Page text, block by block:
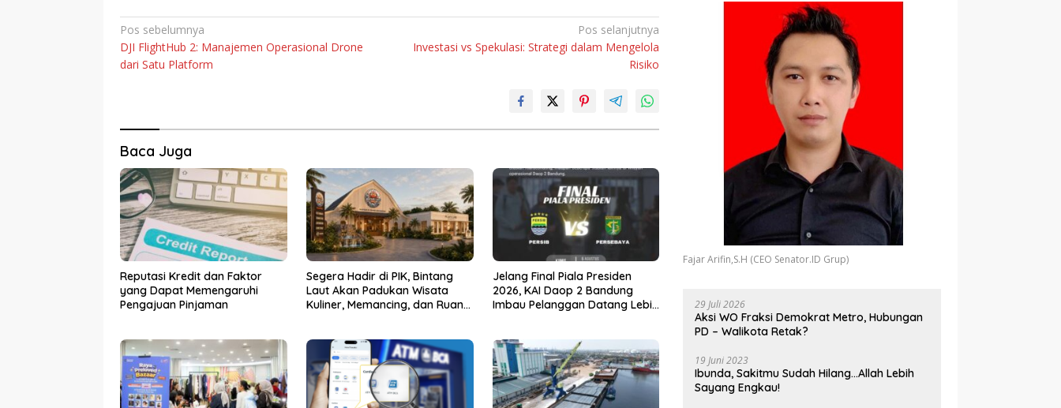
Navigasi
pos
Pos sebelumnya
DJI FlightHub 2: Manajemen Operasional Drone
dari Satu Platform
Pos selanjutnya
Investasi vs Spekulasi: Strategi dalam Mengelola
Risiko
Baca Juga
Reputasi Kredit dan Faktor
yang Dapat Memengaruhi
Pengajuan Pinjaman
Segera Hadir di PIK, Bintang
Laut Akan Padukan Wisata
Kuliner, Memancing, dan Ruang
Jelang Final Piala Presiden
2026, KAI Daop 2 Bandung
Imbau Pelanggan Datang Lebih
Fajar Arifin,S.H (CEO Senator.ID Grup)
29 Juli 2026
Aksi WO Fraksi Demokrat Metro, Hubungan
PD – Walikota Retak?
19 Juni 2023
Ibunda, Sakitmu Sudah Hilang…Allah Lebih
Sayang Engkau!